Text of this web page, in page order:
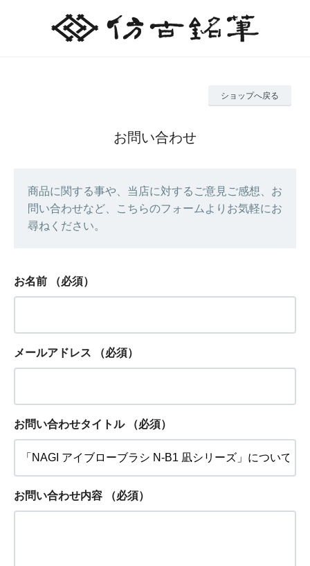
ショップへ戻る
お問い合わせ
商品に関する事や、当店に対するご意見ご感想、お
問い合わせなど、こちらのフォームよりお気軽にお
尋ねください。
お名前 （必須）
メールアドレス （必須）
お問い合わせタイトル （必須）
お問い合わせ内容 （必須）